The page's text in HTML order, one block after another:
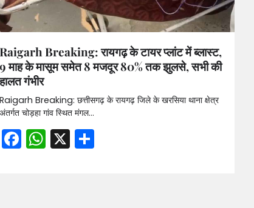
Raigarh Breaking: रायगढ़ के टायर प्लांट में ब्लास्ट,
9 माह के मासूम समेत 8 मजदूर 80% तक झुलसे, सभी की
हालत गंभीर
Raigarh Breaking: छत्तीसगढ़ के रायगढ़ जिले के खरसिया थाना क्षेत्र
अंतर्गत चोड़हा गांव स्थित मंगल…
Facebook
WhatsApp
X